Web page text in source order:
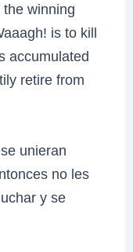
winning
is to kill
accumulated
retire from
unieran
no les
y se